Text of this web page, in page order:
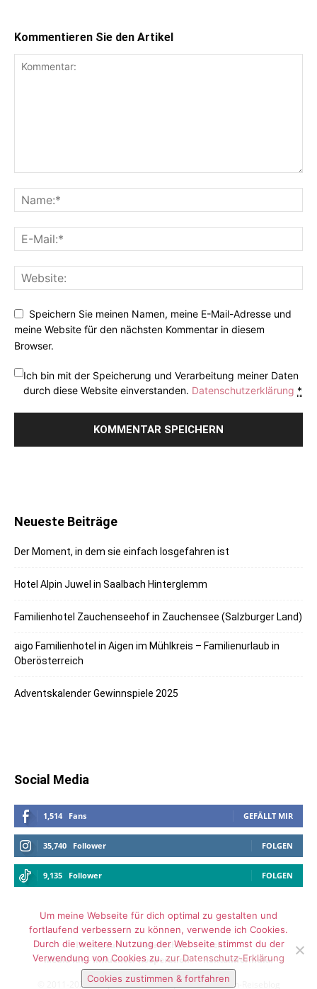
Kommentieren Sie den Artikel
Speichern Sie meinen Namen, meine E-Mail-Adresse und
meine Website für den nächsten Kommentar in diesem
Browser.
Ich bin mit der Speicherung und Verarbeitung meiner Daten
durch diese Website einverstanden. Datenschutzerklärung *
Neueste Beiträge
Der Moment, in dem sie einfach losgefahren ist
Hotel Alpin Juwel in Saalbach Hinterglemm
Familienhotel Zauchenseehof in Zauchensee (Salzburger Land)
aigo Familienhotel in Aigen im Mühlkreis – Familienurlaub in
Oberösterreich
Adventskalender Gewinnspiele 2025
Social Media
1,514 Fans GEFÄLLT MIR
35,740 Follower FOLGEN
9,135 Follower FOLGEN
Impressum Datenschutz
Archiv
Media Kit – Influencer Kooperation
Kontaktformular
© 2011-2025 Vickyliebtdich - Lifestyle- und Familien-Reiseblog
Um meine Webseite für dich optimal zu gestalten und
fortlaufend verbessern zu können, verwende ich Cookies.
Durch die weitere Nutzung der Webseite stimmst du der
Verwendung von Cookies zu. zur Datenschutz-Erklärung
Cookies zustimmen & fortfahren